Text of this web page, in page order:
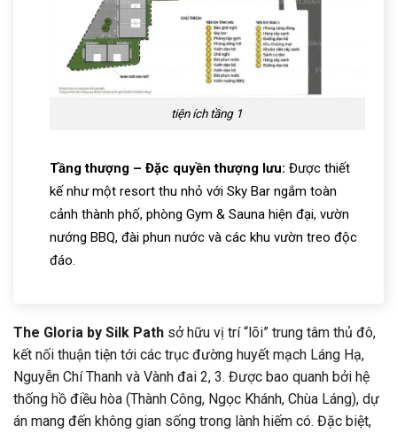
tiện ích tầng 1
Tầng thượng – Đặc quyền thượng lưu: Được thiết
kế như một resort thu nhỏ với Sky Bar ngắm toàn
cảnh thành phố, phòng Gym & Sauna hiện đại, vườn
nướng BBQ, đài phun nước và các khu vườn treo độc
đáo.
The Gloria by Silk Path sở hữu vị trí “lõi” trung tâm thủ đô,
kết nối thuận tiện tới các trục đường huyết mạch Láng Hạ,
Nguyễn Chí Thanh và Vành đai 2, 3. Được bao quanh bởi hệ
thống hồ điều hòa (Thành Công, Ngọc Khánh, Chùa Láng), dự
án mang đến không gian sống trong lành hiếm có. Đặc biệt,